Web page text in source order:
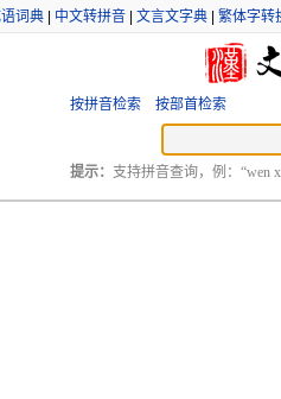
词典 中文转拼音 文言文字典 繁体字转
按拼音检索 按部首检索
提示： 支持拼音查询，例：“wen